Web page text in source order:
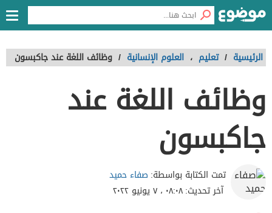
الرئيسية / تعليم ، العلوم الإنسانية / وظائف اللغة عند جاكبسون
وظائف اللغة عند
جاكبسون
تمت الكتابة بواسطة: صفاء حميد
آخر تحديث:٠٨:٠٨ ، ٧ يونيو ٢٠٢٢